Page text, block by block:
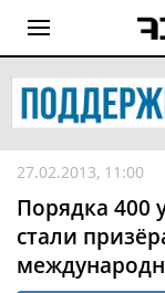
27.02.2013, 11:00
Порядка 400
стали